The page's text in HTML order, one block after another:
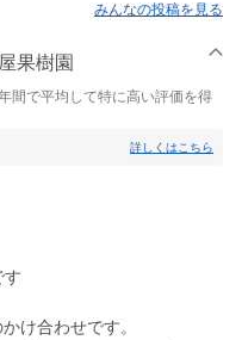
みんなの投稿を見る
果樹園
間で平均して特に高い評価を得
詳しくはこちら
す
け合わせです。